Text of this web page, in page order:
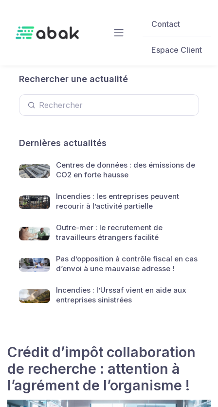
Contact
Espace Client
Rechercher une actualité
Dernières actualités
Centres de données : des émissions de
CO2 en forte hausse
Incendies : les entreprises peuvent
recourir à l’activité partielle
Outre-mer : le recrutement de
travailleurs étrangers facilité
Pas d’opposition à contrôle fiscal en cas
d’envoi à une mauvaise adresse !
Incendies : l’Urssaf vient en aide aux
entreprises sinistrées
Crédit d’impôt collaboration
de recherche : attention à
l’agrément de l’organisme !